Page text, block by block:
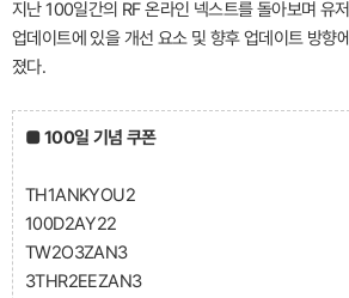
지난 100일간의 RF 온라인 넥스트를 돌아보며 유
업데이트에 있을 개선 요소 및 향후 업데이트 방향
졌다.
■ 100일 기념 쿠폰
TH1ANKYOU2
100D2AY22
TW2O3ZAN3
3THR2EEZAN3